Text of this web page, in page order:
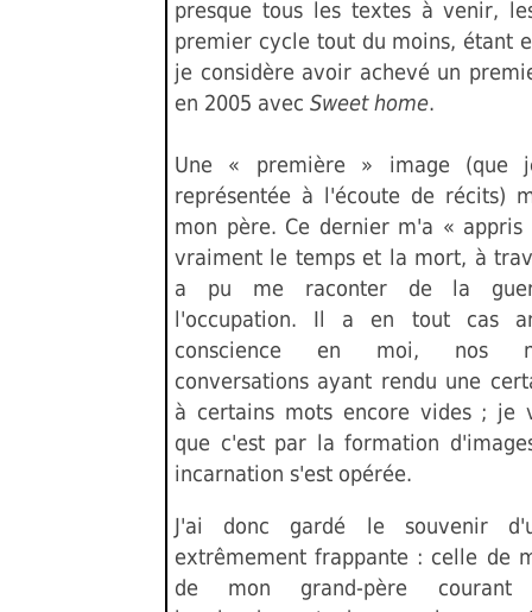
presque tous les textes à venir,
premier cycle tout du moins, étant
je considère avoir achevé un
en 2005 avec Sweet home.
Une « première » image (que
représentée à l'écoute de récits)
mon père. Ce dernier m'a « appris
vraiment le temps et la mort, à
a pu me raconter de la
l'occupation. Il a en tout cas
conscience en moi, nos
conversations ayant rendu une
à certains mots encore vides ; je
que c'est par la formation
incarnation s'est opérée.
J'ai donc gardé le souvenir
extrêmement frappante : celle de
de mon grand-père